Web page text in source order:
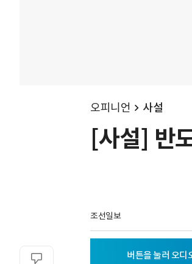
오피니언 사설
[사설] 반
조선일보